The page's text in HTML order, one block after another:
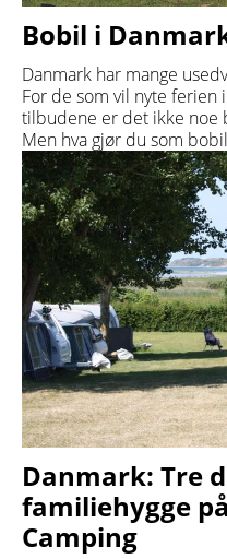
Bobil i
Danmark har mange
For de som vil nyte ferien
tilbudene er det ikke noe
Men hva gjør du som
Danmark: Tre
familiehygge
Camping